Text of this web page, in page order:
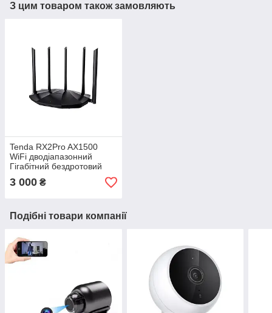
З цим товаром також замовляють
Tenda RX2Pro AX1500
WiFi дводіапазонний
Гігабітний бездротовий
3 000 ₴
Подібні товари компанії